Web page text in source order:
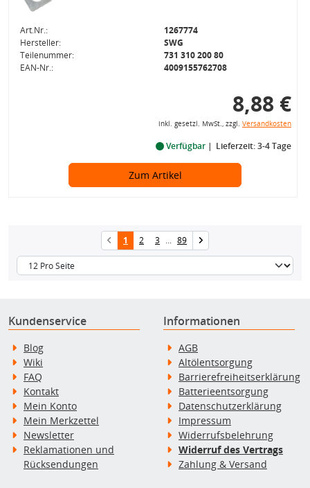
Art.Nr.:
1267774
Hersteller:
SWG
Teilenummer:
731 310 200 80
EAN-Nr.:
4009155762708
8,88 €
inkl. gesetzl. MwSt., zzgl. Versandkosten
Verfügbar Lieferzeit: 3-4 Tage
Zum Artikel
1 2 3 ... 89
Kundenservice
Blog
Wiki
FAQ
Kontakt
Mein Konto
Mein Merkzettel
Newsletter
Reklamationen und
Rücksendungen
Informationen
AGB
Altölentsorgung
Barrierefreiheitserklärung
Batterieentsorgung
Datenschutzerklärung
Impressum
Widerrufsbelehrung
Widerruf des Vertrags
Zahlung & Versand